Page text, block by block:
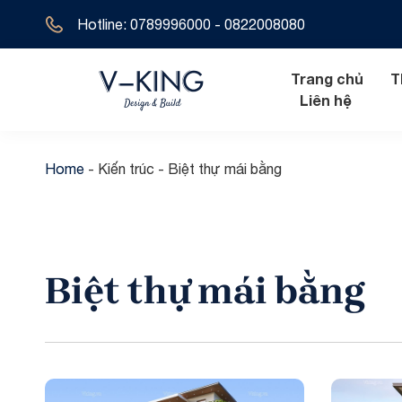
Hotline: 0789996000 - 0822008080
Trang chủ
Biệt thự cổ
Biệt thự 2
Nội thất cổ điển
Liên hệ
Home - Kiến trúc - Biệt thự mái bằng
Biệt thự mái bằng